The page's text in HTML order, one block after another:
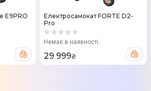
E9PRO
Eлектросамокат FORTE D2-
Pro
Немає в наявності
29 999₴